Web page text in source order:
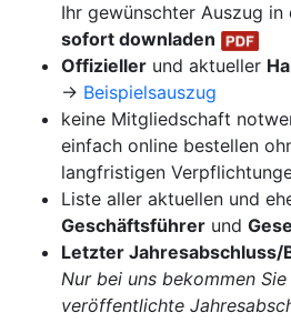
Ihr gewünschter Auszug in
sofort downladen
Offizieller und aktueller
→ Beispielsauszug
keine Mitgliedschaft
einfach online bestellen
langfristigen
Liste aller aktuellen und
Geschäftsführer und
Letzter Jahresabschluss/
Nur bei uns bekommen
veröffentlichte